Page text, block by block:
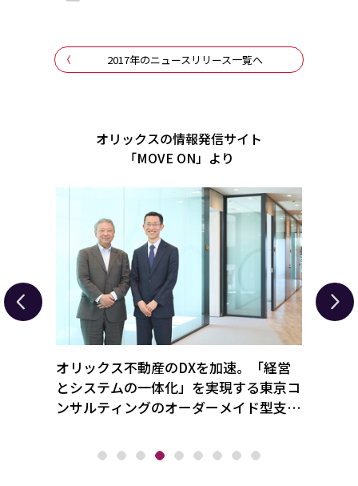
2017年のニュースリリース一覧へ
オリックスの情報発信サイト
「MOVE ON」より
オリックス不動産のDXを加速。「経営
とシステムの一体化」を実現する東京コ
ンサルティングのオーダーメイド型支援